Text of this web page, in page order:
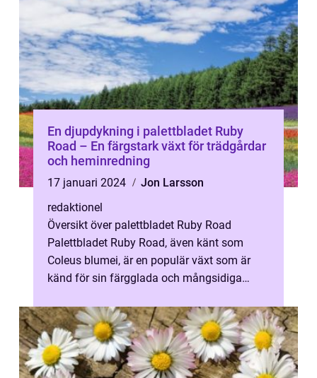
En djupdykning i palettbladet Ruby
Road – En färgstark växt för trädgårdar
och heminredning
17 januari 2024
Jon Larsson
redaktionel
Översikt över palettbladet Ruby Road
Palettbladet Ruby Road, även känt som
Coleus blumei, är en populär växt som är
känd för sin färgglada och mångsidiga
en...